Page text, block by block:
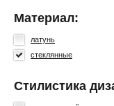
Материал:
латунь
стеклянные
Стилистика